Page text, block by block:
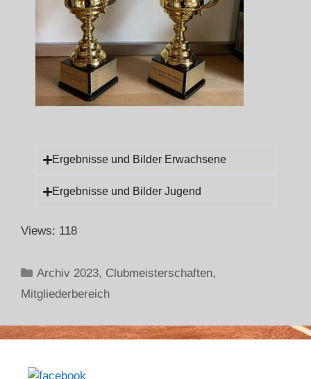
Ergebnisse und Bilder Erwachsene
Ergebnisse und Bilder Jugend
Views: 118
Archiv 2023, Clubmeisterschaften,
Mitgliederbereich